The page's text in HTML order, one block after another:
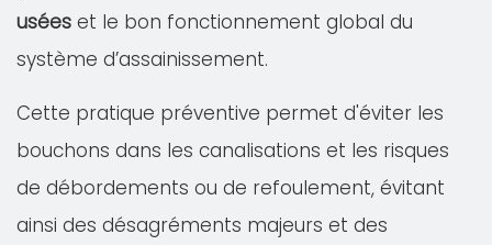
usées et le bon fonctionnement global du
système d’assainissement.
Cette pratique préventive permet d'éviter les
bouchons dans les canalisations et les risques
de débordements ou de refoulement, évitant
ainsi des désagréments majeurs et des